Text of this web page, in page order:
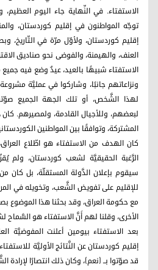
توجّه المواطنون في إقليم كوردستان،
إقليم كوردستان، ولأوّل مرّة في التّاريخ،
العنف، والهيمنة، والفوضى نحو صناديق
الاستفتاء شبيهًا بالعيد، عيدٌ وضع فيه
ونزاعاتهم جانبًا، وشاركوا في عمليَّة
لهذا الشَّخص، أو تلك الجهة الجميع
لبعضهم، وللأجيال القادمة، ولمصيرهم.
المشتركة، وتوافقًا بين المواطنين
كان الهدف من الاستفتاء هو اطّلاع
الرَّغبة الحقيقيَّة لشعب كوردستان، ولم
سيقوم بإعلان الدَّولة المستقلّة، بل كان
للإقليم على تفويض الشَّعب، وتخويله في
مع حكومة العراق، وقد بحثنا هذا الموضوع
الأخرى، وقلنا لهم أَنَّ الاستفتاء هو
بعد الاستفتاء بيومين أعلنت المفوضيَّة
قد صوّتوا بــ (نعم)، وكان ذلك انتصارًا